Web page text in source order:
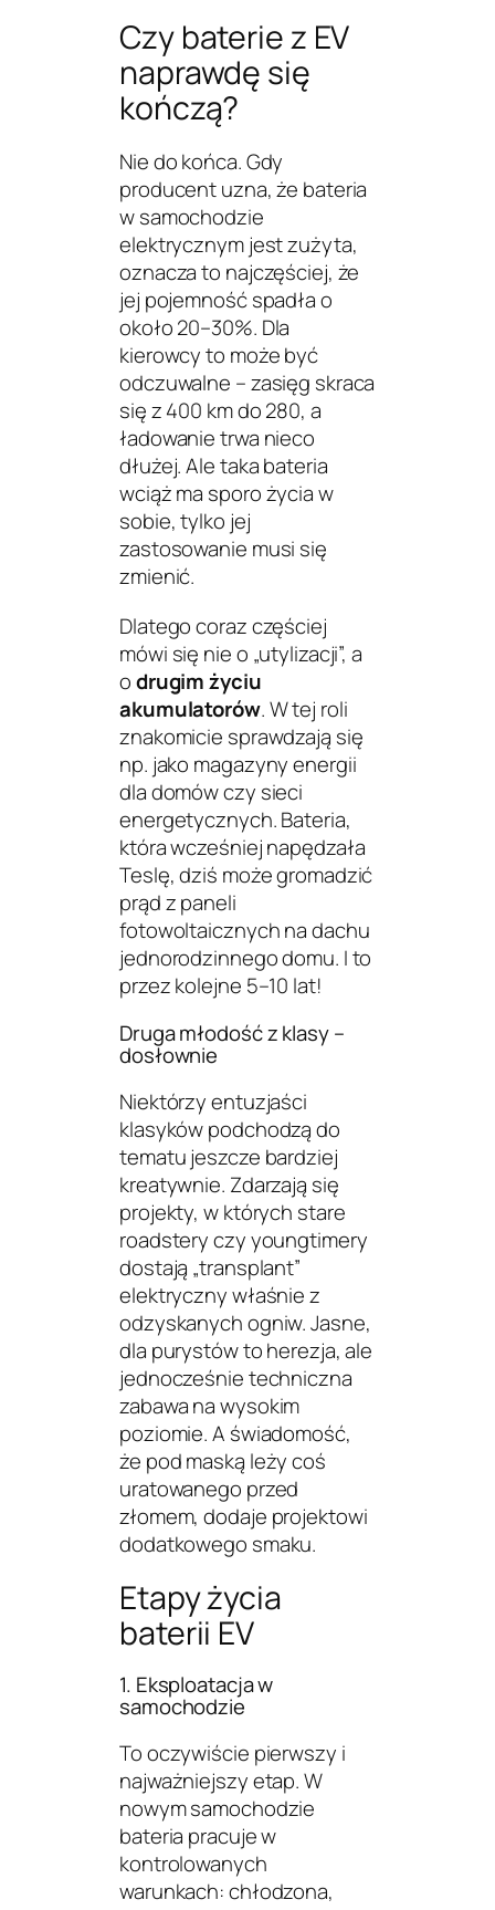
Czy baterie z EV
naprawdę się
kończą?
Nie do końca. Gdy
producent uzna, że bateria
w samochodzie
elektrycznym jest zużyta,
oznacza to najczęściej, że
jej pojemność spadła o
około 20–30%. Dla
kierowcy to może być
odczuwalne – zasięg skraca
się z 400 km do 280, a
ładowanie trwa nieco
dłużej. Ale taka bateria
wciąż ma sporo życia w
sobie, tylko jej
zastosowanie musi się
zmienić.
Dlatego coraz częściej
mówi się nie o „utylizacji”, a
odrugim życiu
akumulatorów. W tej roli
znakomicie sprawdzają się
np. jako magazyny energii
dla domów czy sieci
energetycznych. Bateria,
która wcześniej napędzała
Teslę, dziś może gromadzić
prąd z paneli
fotowoltaicznych na dachu
jednorodzinnego domu. I to
przez kolejne 5–10 lat!
Druga młodość z klasy –
dosłownie
Niektórzy entuzjaści
klasyków podchodzą do
tematu jeszcze bardziej
kreatywnie. Zdarzają się
projekty, w których stare
roadstery czy youngtimery
dostają „transplant”
elektryczny właśnie z
odzyskanych ogniw. Jasne,
dla purystów to herezja, ale
jednocześnie techniczna
zabawa na wysokim
poziomie. A świadomość,
że pod maską leży coś
uratowanego przed
złomem, dodaje projektowi
dodatkowego smaku.
Etapy życia
baterii EV
1. Eksploatacja w
samochodzie
To oczywiście pierwszy i
najważniejszy etap. W
nowym samochodzie
bateria pracuje w
kontrolowanych
warunkach: chłodzona,